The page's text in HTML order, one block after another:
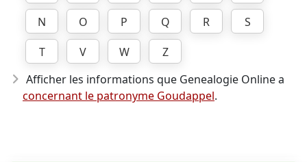
N
O P Q R
S
T
V W
Z
Afficher les informations que Genealogie Online a
concernant le patronyme Goudappel.